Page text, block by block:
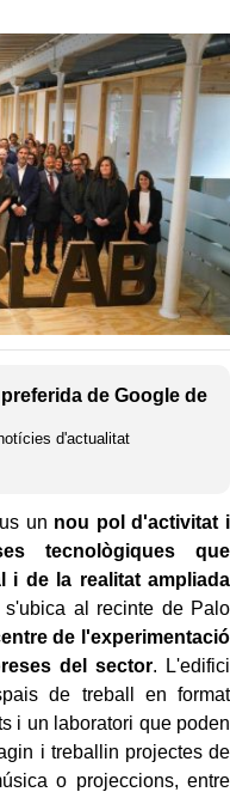
de Google de
d'actualitat
un nou pol d'activitat i
tecnològiques que
i de la realitat ampliada
al recinte de Palo
de l'experimentació
del sector. L'edifici
de treball en format
i un laboratori que poden
i treballin projectes de
o projeccions, entre